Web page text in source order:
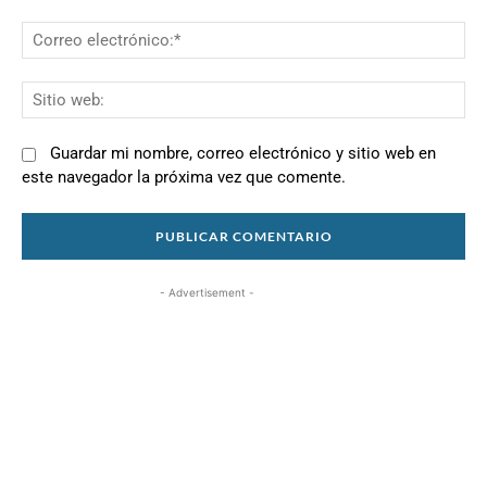
Guardar mi nombre, correo electrónico y sitio web en
este navegador la próxima vez que comente.
- Advertisement -